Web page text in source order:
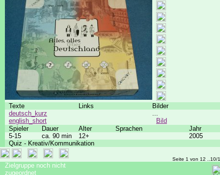
Texte Links
Bilder
deutsch_kurz
english_short
...
Bild
Spieler
Dauer Alter Sprachen
Jahr
5-15
ca. 90 min 12+
2005
Quiz - Kreativ/Kommunikation
Seite 1 von 12 ..10/
Zielgruppe noch nicht
zugeordnet